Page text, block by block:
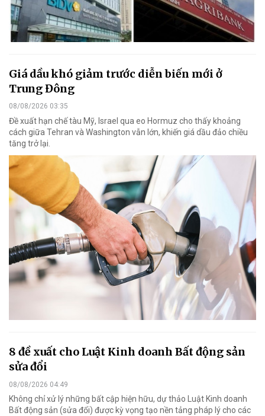
Giá dầu khó giảm trước diễn biến mới ở
Trung Đông
08/08/2026 03:35
Đề xuất hạn chế tàu Mỹ, Israel qua eo Hormuz cho thấy khoảng
cách giữa Tehran và Washington vẫn lớn, khiến giá dầu đảo chiều
tăng trở lại.
8 đề xuất cho Luật Kinh doanh Bất động sản
sửa đổi
08/08/2026 04:49
Không chỉ xử lý những bất cập hiện hữu, dự thảo Luật Kinh doanh
Bất động sản (sửa đổi) được kỳ vọng tạo nền tảng pháp lý cho các